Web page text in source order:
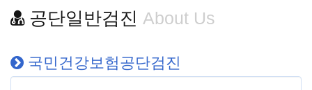
공단일반검진 About Us
국민건강보험공단검진